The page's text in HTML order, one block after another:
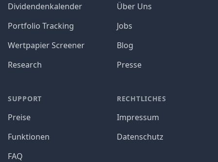
Dividendenkalender
Portfolio Tracking
Wertpapier Screener
Research
SUPPORT
Preise
Funktionen
FAQ
Über Uns
Jobs
Blog
Presse
RECHTLICHES
Impressum
Datenschutz